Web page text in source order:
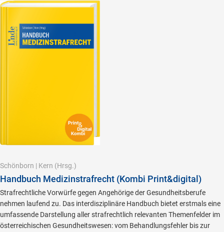
Schönborn | Kern (Hrsg.)
Handbuch Medizinstrafrecht (Kombi Print&digital)
Strafrechtliche Vorwürfe gegen Angehörige der Gesundheitsberufe
nehmen laufend zu. Das interdisziplinäre Handbuch bietet erstmals eine
umfassende Darstellung aller strafrechtlich relevanten Themenfelder im
österreichischen Gesundheitswesen: vom Behandlungsfehler bis zur